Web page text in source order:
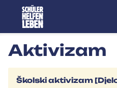
Aktivizam
Školski aktivizam